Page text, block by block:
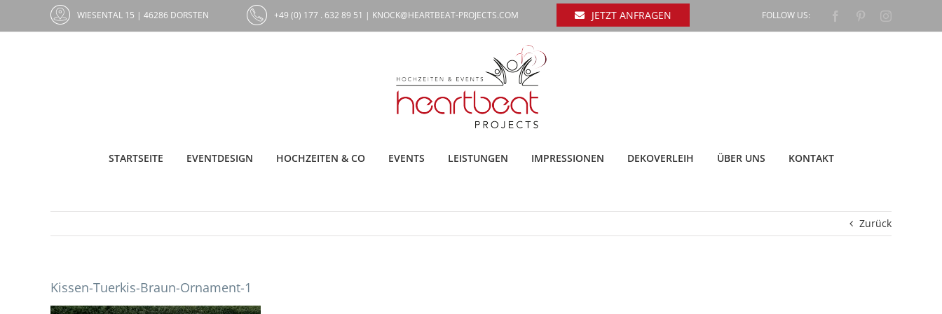
WIESENTAL 15 | 46286 DORSTEN +49 (0) 177 . 632 89 51 | KNOCK@HEARTBEAT-PROJECTS.COM JETZT ANFRAGEN FOLLOW US: FacebookPinterestInstagram
STARTSEITE EVENTDESIGN HOCHZEITEN & CO EVENTS LEISTUNGEN IMPRESSIONEN DEKOVERLEIH ÜBER UNS KONTAKT
Zurück
Kissen-Tuerkis-Braun-Ornament-1